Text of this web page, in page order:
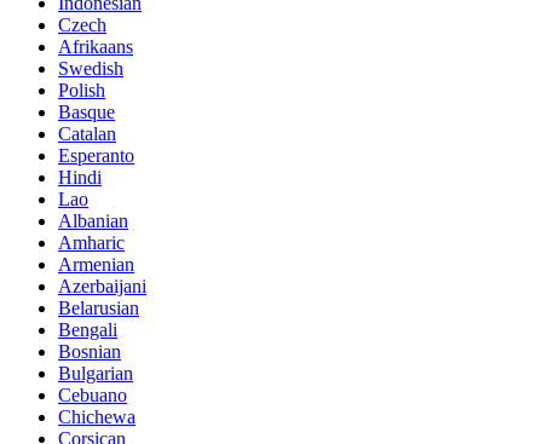
Czech
Afrikaans
Swedish
Polish
Basque
Catalan
Esperanto
Hindi
Lao
Albanian
Amharic
Armenian
Azerbaijani
Belarusian
Bengali
Bosnian
Bulgarian
Cebuano
Chichewa
Corsican